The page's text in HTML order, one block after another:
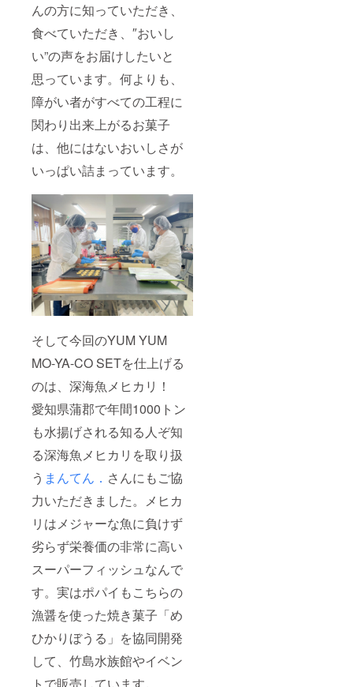
んの方に知っていただき、
食べていただき、″おいし
い”の声をお届けしたいと
思っています。何よりも、
障がい者がすべての工程に
関わり出来上がるお菓子
は、他にはないおいしさが
いっぱい詰まっています。
そして今回のYUM YUM
MO-YA-CO SETを仕上げる
のは、深海魚メヒカリ！
愛知県蒲郡で年間1000トン
も水揚げされる知る人ぞ知
る深海魚メヒカリを取り扱
う まんてん． さんにもご協
力いただきました。メヒカ
リはメジャーな魚に負けず
劣らず栄養価の非常に高い
スーパーフィッシュなんで
す。実はポパイもこちらの
漁醤を使った焼き菓子「め
ひかりぼうる」を協同開発
して、竹島水族館やイベン
トで販売しています。